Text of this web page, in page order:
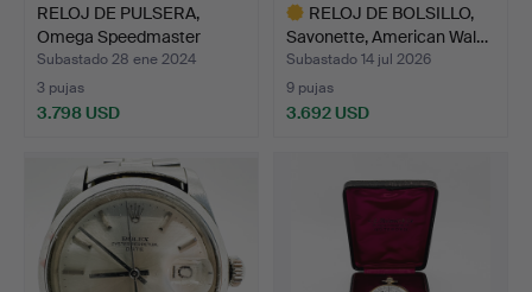
RELOJ DE PULSERA,
Omega Speedmaster
profes…
Subastado 28 ene 2024
3 pujas
3.798 USD
RELOJ DE BOLSILLO,
Savonette, American Wal…
Subastado 14 jul 2026
9 pujas
3.692 USD